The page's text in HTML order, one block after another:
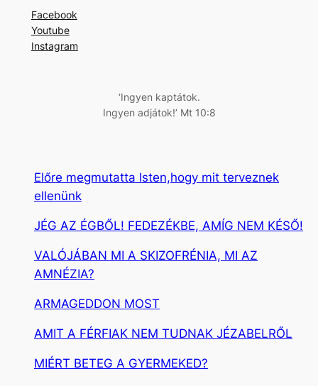
e
s
Facebook
Youtube
Instagram
‘Ingyen kaptátok.
Ingyen adjátok!’ Mt 10:8
Előre megmutatta Isten,hogy mit terveznek
ellenünk
JÉG AZ ÉGBŐL! FEDEZÉKBE, AMÍG NEM KÉSŐ!
VALÓJÁBAN MI A SKIZOFRÉNIA, MI AZ
AMNÉZIA?
ARMAGEDDON MOST
AMIT A FÉRFIAK NEM TUDNAK JÉZABELRŐL
MIÉRT BETEG A GYERMEKED?